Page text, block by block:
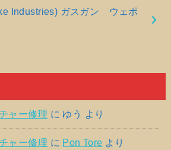
Industries) ガスガン ウェポ
ャー修理 に ゆう より
ャー修理 に Pon Tore より